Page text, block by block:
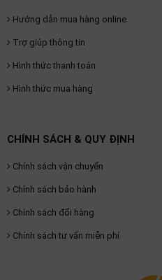
Hướng dẫn mua hàng online
Trợ giúp thông tin
Hình thức thanh toán
Hình thức mua hàng
CHÍNH SÁCH & QUY ĐỊNH
Chính sách vận chuyển
Chính sách bảo hành
Chính sách đổi hàng
Chính sách tư vấn miễn phí